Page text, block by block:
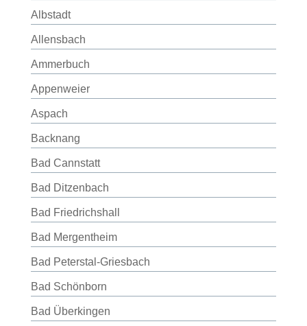
Albstadt
Allensbach
Ammerbuch
Appenweier
Aspach
Backnang
Bad Cannstatt
Bad Ditzenbach
Bad Friedrichshall
Bad Mergentheim
Bad Peterstal-Griesbach
Bad Schönborn
Bad Überkingen